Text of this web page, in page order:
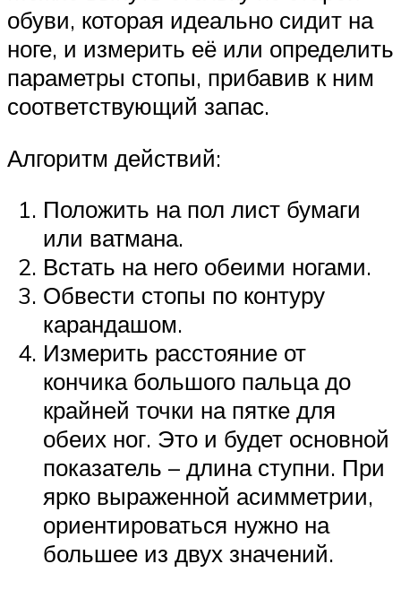
обуви, которая идеально сидит на
ноге, и измерить её или определить
параметры стопы, прибавив к ним
соответствующий запас.
Алгоритм действий:
Положить на пол лист бумаги
или ватмана.
Встать на него обеими ногами.
Обвести стопы по контуру
карандашом.
Измерить расстояние от
кончика большого пальца до
крайней точки на пятке для
обеих ног. Это и будет основной
показатель – длина ступни. При
ярко выраженной асимметрии,
ориентироваться нужно на
большее из двух значений.